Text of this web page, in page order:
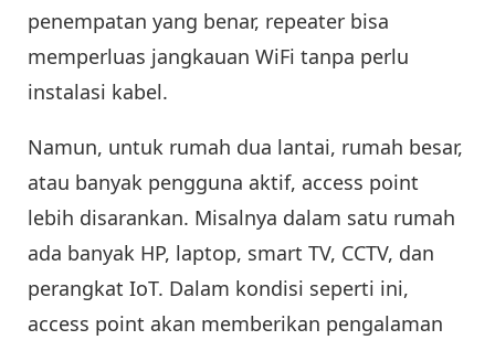
penempatan yang benar, repeater bisa
memperluas jangkauan WiFi tanpa perlu
instalasi kabel.
Namun, untuk rumah dua lantai, rumah besar,
atau banyak pengguna aktif, access point
lebih disarankan. Misalnya dalam satu rumah
ada banyak HP, laptop, smart TV, CCTV, dan
perangkat IoT. Dalam kondisi seperti ini,
access point akan memberikan pengalaman